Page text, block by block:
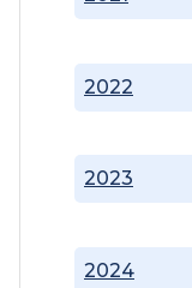
2022
2023
2024